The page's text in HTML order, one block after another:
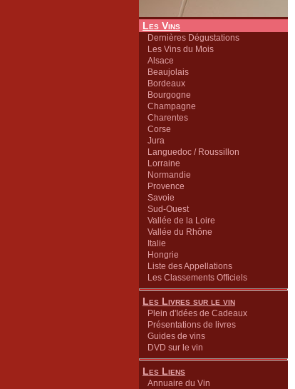
Les Vins
Dernières Dégustations
Les Vins du Mois
Alsace
Beaujolais
Bordeaux
Bourgogne
Champagne
Charentes
Corse
Jura
Languedoc / Roussillon
Lorraine
Normandie
Provence
Savoie
Sud-Ouest
Vallée de la Loire
Vallée du Rhône
Italie
Hongrie
Liste des Appellations
Les Classements Officiels
Les Livres sur le vin
Plein d'Idées de Cadeaux
Présentations de livres
Guides de vins
DVD sur le vin
Les Liens
Annuaire du Vin